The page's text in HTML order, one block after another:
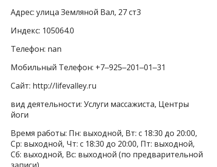
Адрес: улица Земляной Вал, 27 ст3
Индекс: 105064.0
Телефон: nan
Мобильный Телефон: +7‒925‒201‒01‒31
Сайт: http://lifevalley.ru
вид деятельности: Услуги массажиста, Центры
йоги
Время работы: Пн: выходной, Вт: с 18:30 до 20:00,
Ср: выходной, Чт: с 18:30 до 20:00, Пт: выходной,
Сб: выходной, Вс: выходной (по предварительной